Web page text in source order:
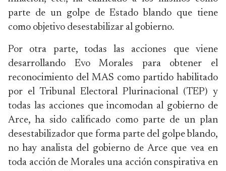
parte de un golpe de Estado blando que tiene
como objetivo desestabilizar al gobierno.
Por otra parte, todas las acciones que viene
desarrollando Evo Morales para obtener el
reconocimiento del MAS como partido habilitado
por el Tribunal Electoral Plurinacional (TEP) y
todas las acciones que incomodan al gobierno de
Arce, ha sido calificado como parte de un plan
desestabilizador que forma parte del golpe blando,
no hay analista del gobierno de Arce que vea en
toda acción de Morales una acción conspirativa en